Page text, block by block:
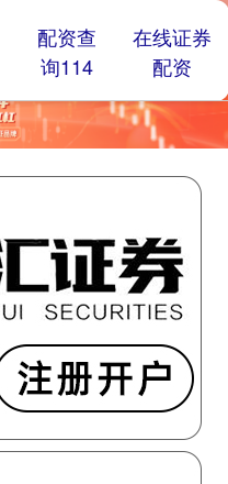
配资查
询114
在线证券
配资